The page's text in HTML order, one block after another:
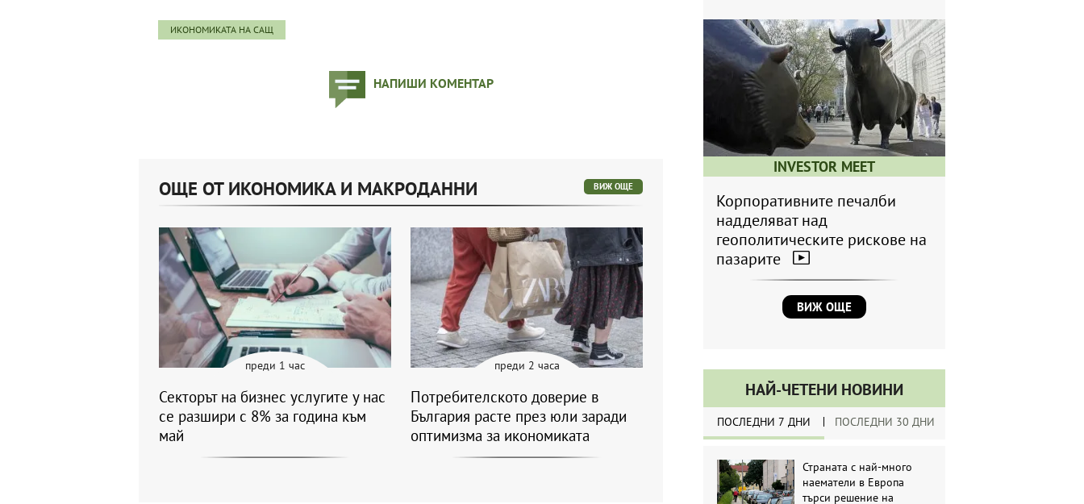
ИКОНОМИКАТА НА САЩ
НАПИШИ КОМЕНТАР
INVESTOR MEET
Корпоративните печалби
надделяват над
геополитическите рискове на
пазарите
ВИЖ ОЩЕ
НАЙ-ЧЕТЕНИ НОВИНИ
ПОСЛЕДНИ 7 ДНИ ПОСЛЕДНИ 30 ДНИ
Страната с най-много
наематели в Европа
търси решение на
ОЩЕ ОТ ИКОНОМИКА И МАКРОДАННИ ВИЖ ОЩЕ
преди 1 час
Секторът на бизнес услугите у нас
се разшири с 8% за година към
май
преди 2 часа
Потребителското доверие в
България расте през юли заради
оптимизма за икономиката